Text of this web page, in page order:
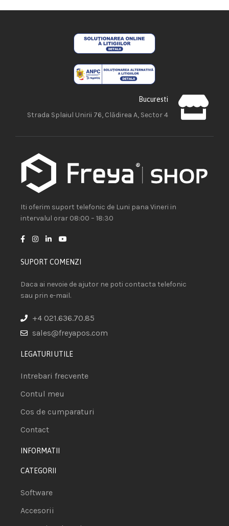
Bucuresti
Strada Splaiul Unirii 76, Clădirea A, Sector 4
Iti oferim suport telefonic de Luni pana Vineri in
intervalul orar 08:00 – 18:30
SUPORT COMENZI
Daca ai nevoie de ajutor ne poti contacta telefonic
sau prin e-mail.
+4 021.636.70.85
sales@freyapos.com
LEGATURI UTILE
Intrebari frecvente
Contul meu
Cos de cumparaturi
Contact
INFORMATII
CATEGORII
Software
Accesorii